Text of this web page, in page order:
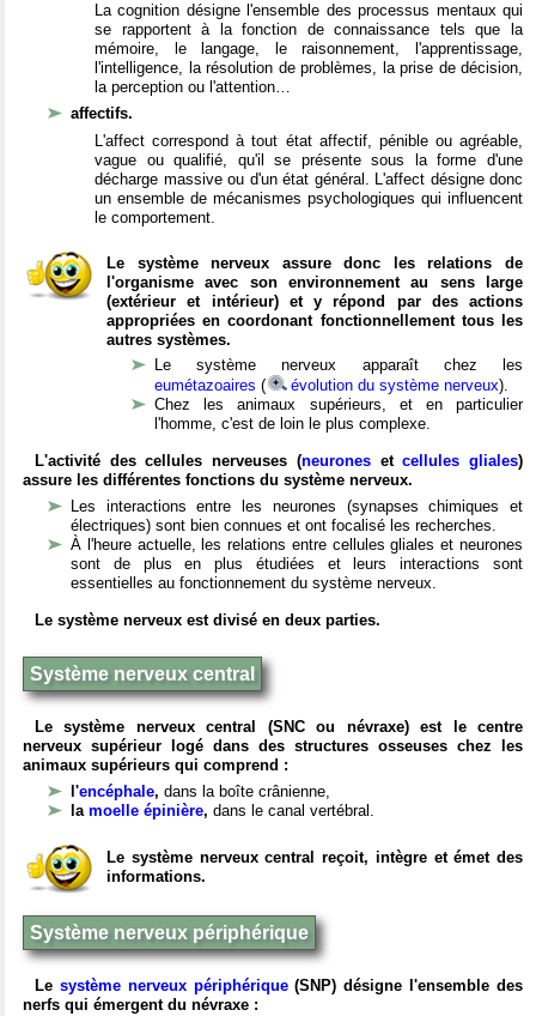
La cognition désigne l'ensemble des processus mentaux qui
se rapportent à la fonction de connaissance tels que la
mémoire, le langage, le raisonnement, l'apprentissage,
l'intelligence, la résolution de problèmes, la prise de décision,
la perception ou l'attention…
affectifs.
L'affect correspond à tout état affectif, pénible ou agréable,
vague ou qualifié, qu'il se présente sous la forme d'une
décharge massive ou d'un état général. L'affect désigne donc
un ensemble de mécanismes psychologiques qui influencent
le comportement.
Le système nerveux assure donc les relations de
l'organisme avec son environnement au sens large
(extérieur et intérieur) et y répond par des actions
appropriées en coordonant fonctionnellement tous les
autres systèmes.
Le système nerveux apparaît chez les
eumétazoaires ( évolution du système nerveux).
Chez les animaux supérieurs, et en particulier
l'homme, c'est de loin le plus complexe.
L'activité des cellules nerveuses (neuronesetcellules gliales)
assure les différentes fonctions du système nerveux.
Les interactions entre les neurones (synapses chimiques et
électriques) sont bien connues et ont focalisé les recherches.
À l'heure actuelle, les relations entre cellules gliales et neurones
sont de plus en plus étudiées et leurs interactions sont
essentielles au fonctionnement du système nerveux.
Le système nerveux est divisé en deux parties.
Système nerveux central
Le système nerveux central (SNC ou névraxe) est le centre
nerveux supérieur logé dans des structures osseuses chez les
animaux supérieurs qui comprend :
l'encéphale, dans la boîte crânienne,
la moelle épinière, dans le canal vertébral.
Le système nerveux central reçoit, intègre et émet des
informations.
Système nerveux périphérique
Le système nerveux périphérique(SNP) désigne l'ensemble des
nerfs qui émergent du névraxe :